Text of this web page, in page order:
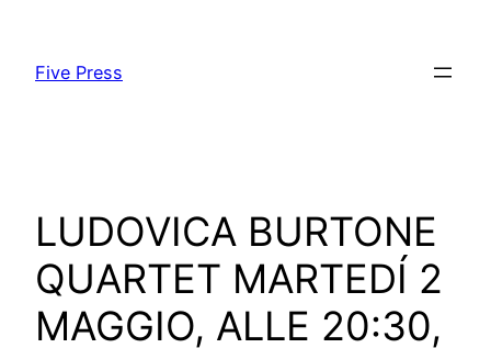
content
Five Press
LUDOVICA BURTONE
QUARTET MARTEDÍ 2
MAGGIO, ALLE 20:30,